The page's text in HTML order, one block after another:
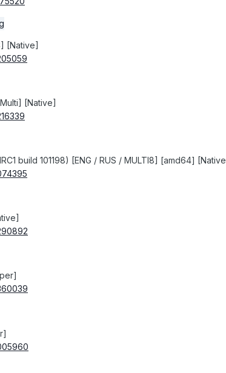
[Native]
[Native]
build 101198) [ENG / RUS / MULTI8] [amd64]